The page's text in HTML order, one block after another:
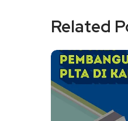
Related